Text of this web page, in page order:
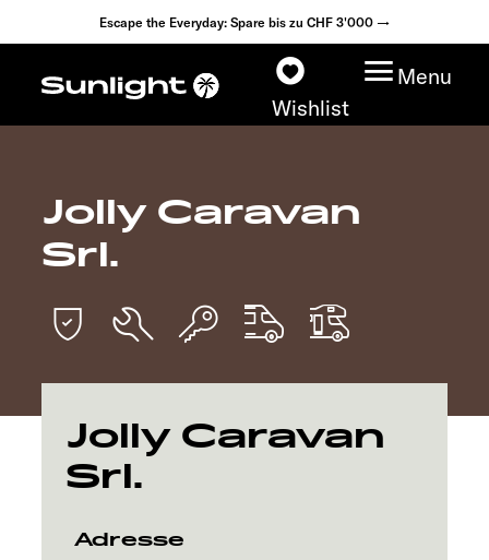
Escape the Everyday: Spare bis zu CHF 3'000 →
Wishlist
Menu
Modelle
Fahrzeugfinder
Explore
Jolly Caravan
Srl.
Jolly Caravan
Srl.
Adresse